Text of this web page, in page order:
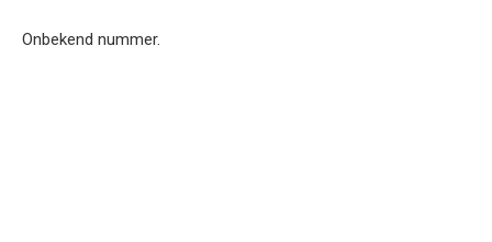
Onbekend nummer.